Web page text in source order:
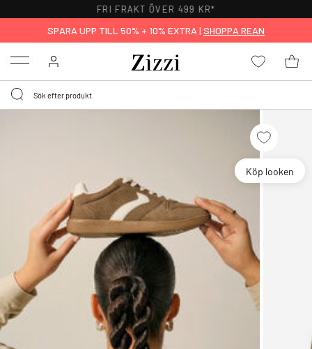
FRI FRAKT ÖVER 499 KR*
SPARA UPP TILL 50% + 10% EXTRA | SHOPPA REAN
Menu
Köp looken